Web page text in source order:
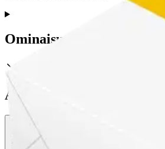
Ominaisuudet
Arviot